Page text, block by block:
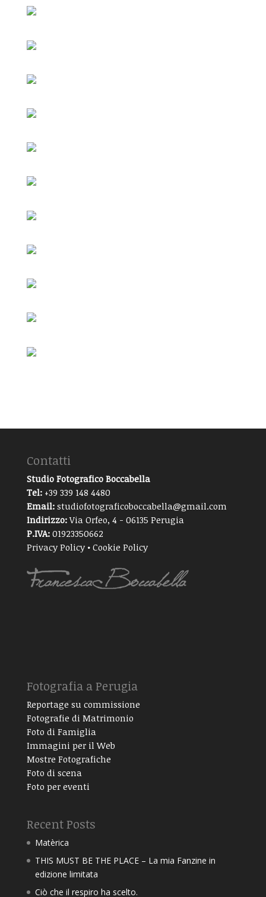
Contatti
Studio Fotografico Boccabella
Tel:+39 339 148 4480
Email: studiofotograficoboccabella@gmail.com
Indirizzo: Via Orfeo, 4 - 06135 Perugia
P.IVA: 01923350662
Privacy Policy• Cookie Policy
Fotografia a Perugia
Reportage su commissione
Fotografie di Matrimonio
Foto di Famiglia
Immagini per il Web
Mostre Fotografiche
Foto di scena
Foto per eventi
Recent Posts
Matèrica
THIS MUST BE THE PLACE – La mia Fanzine in
edizione limitata
Ciò che il respiro ha scelto.